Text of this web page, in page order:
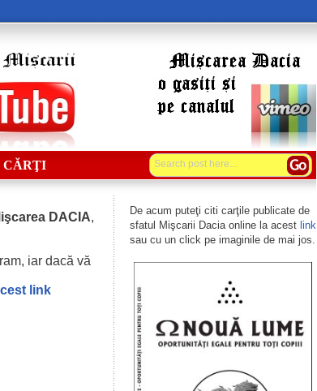
CĂRŢI
DACIA,
iar dacă vă
link
De acum puteţi citi carţile publicate de
sfatul Mişcarii Dacia online la acest link
sau cu un click pe imaginile de mai jos.